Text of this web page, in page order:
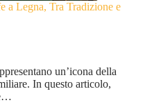
a Legna, Tra Tradizione e
un’icona della
In questo articolo,